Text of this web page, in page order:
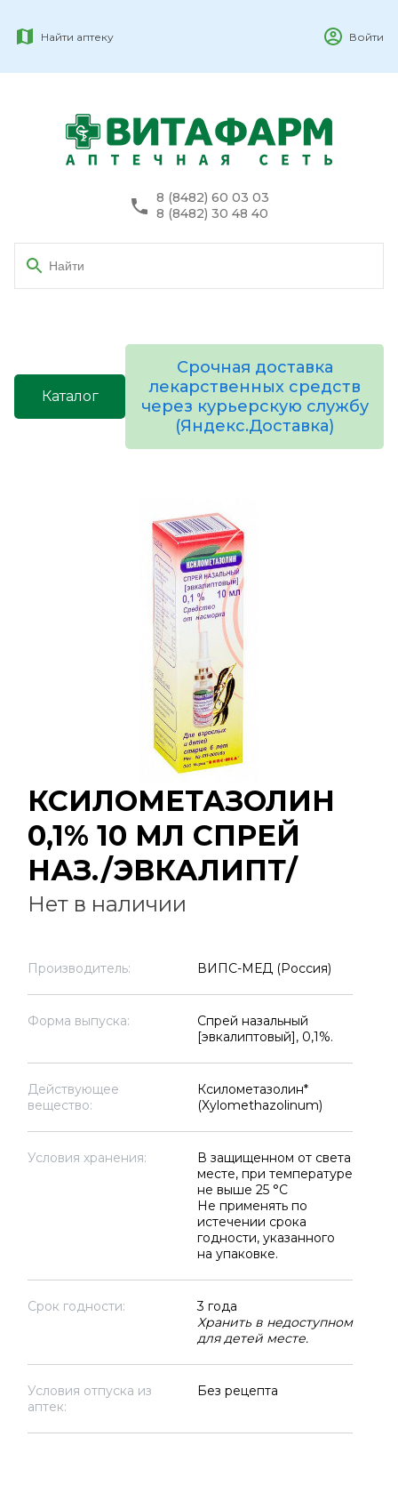
Найти аптеку Войти
8 (8482) 60 03 03
8 (8482) 30 48 40
Каталог
Срочная доставка
лекарственных средств
через курьерскую службу
(Яндекс.Доставка)
КСИЛОМЕТАЗОЛИН
0,1% 10 МЛ СПРЕЙ
НАЗ./ЭВКАЛИПТ/
Нет в наличии
Производитель: ВИПС-МЕД (Россия)
Форма выпуска:
Спрей назальный
[эвкалиптовый], 0,1%.
Действующее
вещество:
Ксилометазолин*
(Xylomethazolinum)
Условия хранения:
В защищенном от света
месте, при температуре
не выше 25 °C
Не применять по
истечении срока
годности, указанного
на упаковке.
Срок годности:
3 года
Хранить в недоступном
для детей месте.
Условия отпуска из
аптек:
Без рецепта